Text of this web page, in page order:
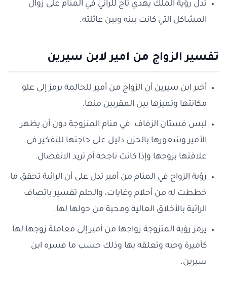
تدل رؤية الملك يهدي تاج للرائي في المنام على زوال
المشاكل التي كانت بينه وبين عائلته.
تفسير الزواج من امير لابن سيرين
أخبر ابن سيرين أن الزواج من أمير للحالمة يرمز إلى علو
مكانتها وتميزها بين المقربين منها.
لبس فستان الزفاف في منام المتزوجة دون أن يظهر
الأمير وشعورها بالحزن دليل على حاجتها للتفكير في
علاقتها بزوجها وإذا كانت ناجحة أم تريد الانفصال.
رؤية الزواج في المنام من أمير تدل على أن الرائية تحقق ما
خططت له من أحلام وغايات، والحلم تفسير باتصاف
الرائية بالأخلاق العالية ومحبة من حولها لها.
يرمز رؤية المتزوجة زواجها من أمير إلى معاملة زوجها لها
كأميرة وحبه وتعلقه بها وذلك حسب ما فسره ابن
سيرين.